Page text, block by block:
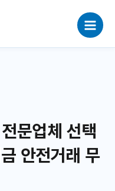
문업체 선택
안전거래 무